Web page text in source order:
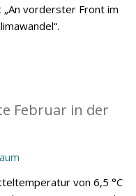
vorderster Front im
Februar in der
von 6,5 °C